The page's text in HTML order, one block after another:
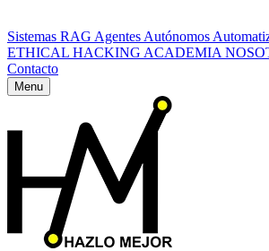
Sistemas RAG Agentes Autónomos
ETHICAL HACKING ACADEMIA
Contacto
Menu